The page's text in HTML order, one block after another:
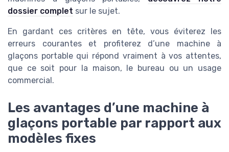
dossier complet sur le sujet.
En gardant ces critères en tête, vous éviterez les
erreurs courantes et profiterez d’une machine à
glaçons portable qui répond vraiment à vos attentes,
que ce soit pour la maison, le bureau ou un usage
commercial.
Les avantages d’une machine à
glaçons portable par rapport aux
modèles fixes